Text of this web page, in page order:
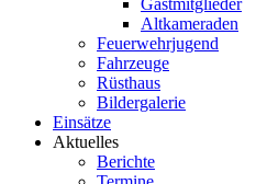
Gastmitglieder
Altkameraden
Feuerwehrjugend
Fahrzeuge
Rüsthaus
Bildergalerie
Einsätze
Aktuelles
Berichte